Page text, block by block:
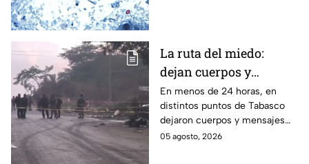
La ruta del miedo:
dejan cuerpos y
mensajes criminales
en carreteras de
Tabasco en un solo día
En menos de 24 horas, en
distintos puntos de Tabasco
dejaron cuerpos y mensajes
criminales en varias carreteras
05 agosto, 2026